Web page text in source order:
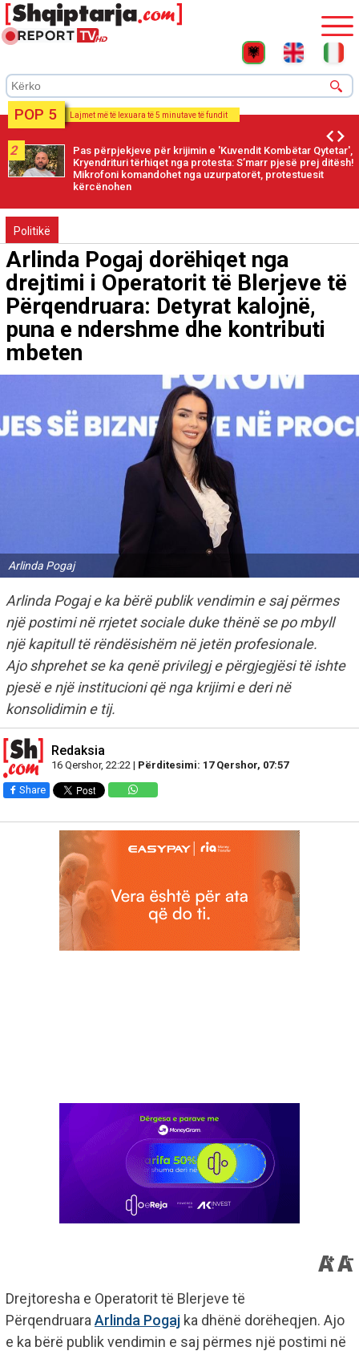
POP 5 Lajmet më të lexuara të 5 minutave të fundit
2
Pas përpjekjeve për krijimin e 'Kuvendit Kombëtar Qytetar',
Kryendrituri tërhiqet nga protesta: S’marr pjesë prej ditësh!
Mikrofoni komandohet nga uzurpatorët, protestuesit
kërcënohen
Politikë
Arlinda Pogaj dorëhiqet nga
drejtimi i Operatorit të Blerjeve të
Përqendruara: Detyrat kalojnë,
puna e ndershme dhe kontributi
mbeten
Arlinda Pogaj
Arlinda Pogaj e ka bërë publik vendimin e saj përmes
një postimi në rrjetet sociale duke thënë se po mbyll
një kapitull të rëndësishëm në jetën profesionale.
Ajo shprehet se ka qenë privilegj e përgjegjësi të ishte
pjesë e një institucioni që nga krijimi e deri në
konsolidimin e tij.
Redaksia
16 Qershor, 22:22 | Përditesimi: 17 Qershor, 07:57
Share
Drejtoresha e Operatorit të Blerjeve të
PërqendruaraArlinda Pogaj ka dhënë dorëheqjen. Ajo
e ka bërë publik vendimin e saj përmes një postimi në